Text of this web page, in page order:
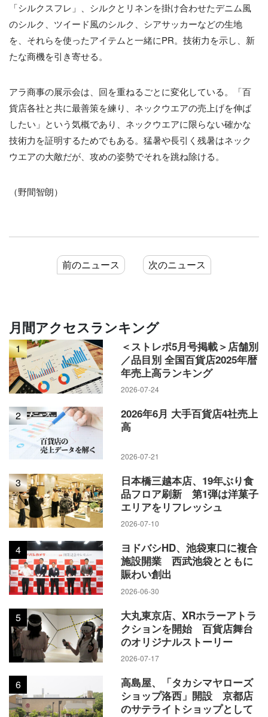
「シルクスフレ」、シルクとリネンを掛け合わせたデニム風
のシルク、ツイード風のシルク、シアサッカーなどの生地
を、それらを使ったアイテムと一緒にPR。技術力を示し、新
たな商機を引き寄せる。
アラ商事の展示会は、回を重ねるごとに変化している。「百
貨店各社と共に最善策を練り、ネックウエアの売上げを伸ば
したい」という気概であり、ネックウエアに限らない確かな
技術力を証明するためでもある。猛暑や長引く残暑はネック
ウエアの大敵だが、攻めの姿勢でそれを跳ね除ける。
（野間智朗）
前のニュース 次のニュース
月間アクセスランキング
1
＜ストレポ5月号掲載＞店舗別
／品目別 全国百貨店2025年暦
年売上高ランキング
2026-07-24
2
2026年6月 大手百貨店4社売上
高
2026-07-21
3
日本橋三越本店、19年ぶり食
品フロア刷新 第1弾は洋菓子
エリアをリフレッシュ
2026-07-10
4
ヨドバシHD、池袋東口に複合
施設開業 西武池袋とともに
賑わい創出
2026-06-30
5
大丸東京店、XRホラーアトラ
クションを開始 百貨店舞台
のオリジナルストーリー
2026-07-17
6
高島屋、「タカシマヤローズ
ショップ洛西」開設 京都店
のサテライトショップとして